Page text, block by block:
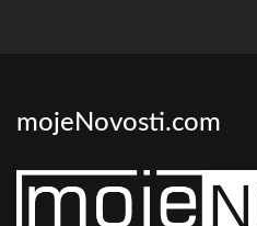
mojeNovosti.com